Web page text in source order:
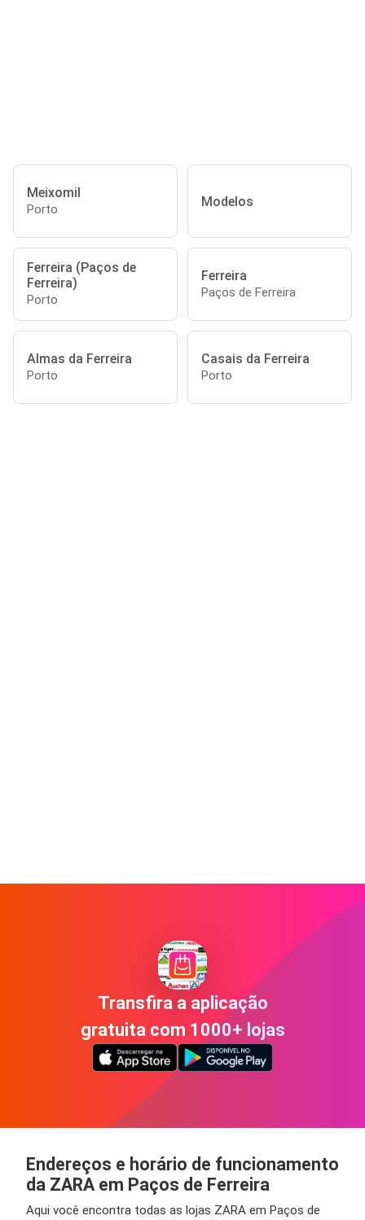
Meixomil
Porto Modelos
Ferreira (Paços de
Ferreira)
Porto
Ferreira
Paços de Ferreira
Almas da Ferreira
Porto
Casais da Ferreira
Porto
Transfira a aplicação
gratuita com 1000+ lojas
Endereços e horário de funcionamento
da ZARA em Paços de Ferreira
Aqui você encontra todas as lojas ZARA em Paços de